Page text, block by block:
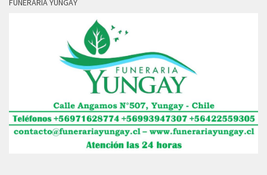
FUNERARIA YUNGAY